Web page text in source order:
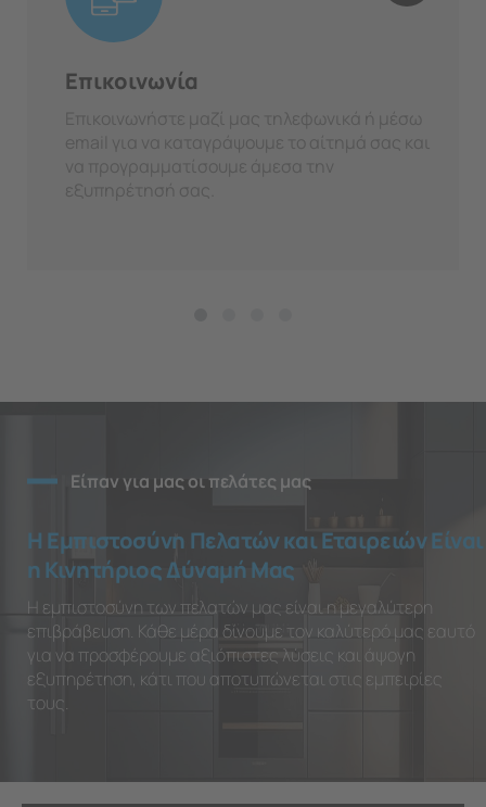
Επικοινωνία
Επικοινωνήστε μαζί μας τηλεφωνικά ή μέσω
email για να καταγράψουμε το αίτημά σας και
να προγραμματίσουμε άμεσα την
εξυπηρέτησή σας.
Είπαν για μας οι πελάτες μας
Η Εμπιστοσύνη Πελατών και Εταιρειών Είναι
η Κινητήριος Δύναμή Μας
Η εμπιστοσύνη των πελατών μας είναι η μεγαλύτερη
επιβράβευση. Κάθε μέρα δίνουμε τον καλύτερό μας εαυτό
για να προσφέρουμε αξιόπιστες λύσεις και άψογη
εξυπηρέτηση, κάτι που αποτυπώνεται στις εμπειρίες
τους.